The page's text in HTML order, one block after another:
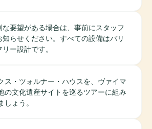
な要望がある場合は、事前にスタッフ
知らせください。すべての設備はバリ
リー設計です。
ス・ツォルナー・ハウスを、ヴァイマ
の文化遺産サイトを巡るツアーに組み
しょう。